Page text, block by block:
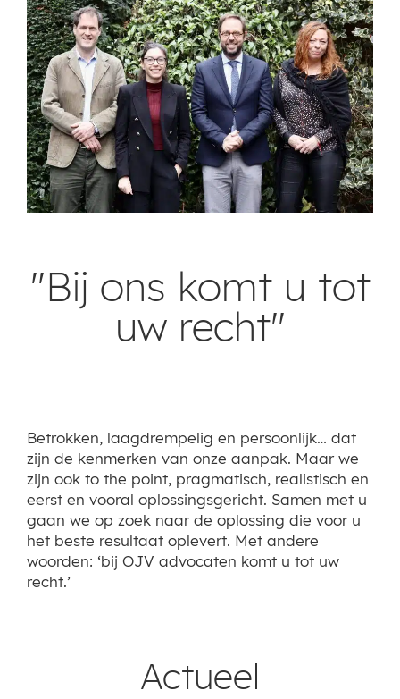
"Bij ons komt u tot
uw recht"
Betrokken, laagdrempelig en persoonlijk… dat
zijn de kenmerken van onze aanpak. Maar we
zijn ook to the point, pragmatisch, realistisch en
eerst en vooral oplossingsgericht. Samen met u
gaan we op zoek naar de oplossing die voor u
het beste resultaat oplevert. Met andere
woorden: ‘bij OJV advocaten komt u tot uw
recht.’
Actueel